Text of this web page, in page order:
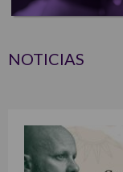
NOTICIAS